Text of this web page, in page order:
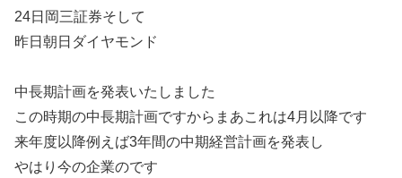
24日岡三証券そして
昨日朝日ダイヤモンド
中長期計画を発表いたしました
この時期の中長期計画ですからまあこれは4月以降です
来年度以降例えば3年間の中期経営計画を発表し
やはり今の企業のです